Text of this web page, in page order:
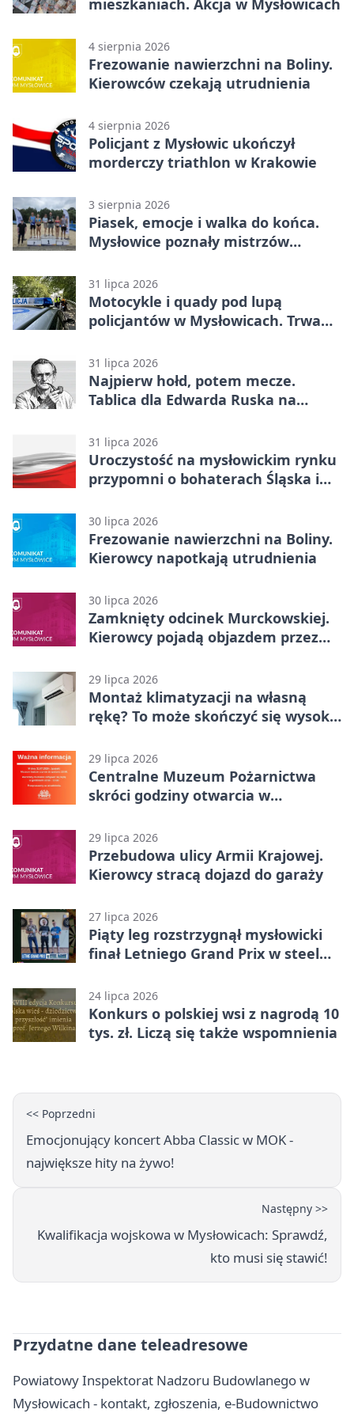
4 sierpnia 2026
Frezowanie nawierzchni na Boliny.
Kierowców czekają utrudnienia
4 sierpnia 2026
Policjant z Mysłowic ukończył
morderczy triathlon w Krakowie
3 sierpnia 2026
Piasek, emocje i walka do końca.
Mysłowice poznały mistrzów
31 lipca 2026
Motocykle i quady pod lupą
policjantów w Mysłowicach. Trwa
31 lipca 2026
Najpierw hołd, potem mecze.
Tablica dla Edwarda Ruska na
31 lipca 2026
Uroczystość na mysłowickim rynku
przypomni o bohaterach Śląska i
30 lipca 2026
Frezowanie nawierzchni na Boliny.
Kierowcy napotkają utrudnienia
30 lipca 2026
Zamknięty odcinek Murckowskiej.
Kierowcy pojadą objazdem przez
29 lipca 2026
Montaż klimatyzacji na własną
rękę? To może skończyć się wysoką
29 lipca 2026
Centralne Muzeum Pożarnictwa
skróci godziny otwarcia w
29 lipca 2026
Przebudowa ulicy Armii Krajowej.
Kierowcy stracą dojazd do garaży
27 lipca 2026
Piąty leg rozstrzygnął mysłowicki
finał Letniego Grand Prix w steel
24 lipca 2026
Konkurs o polskiej wsi z nagrodą 10
tys. zł. Liczą się także wspomnienia
<< Poprzedni
Emocjonujący koncert Abba Classic w MOK -
największe hity na żywo!
Następny >>
Kwalifikacja wojskowa w Mysłowicach: Sprawdź,
kto musi się stawić!
Przydatne dane teleadresowe
Powiatowy Inspektorat Nadzoru Budowlanego w
Mysłowicach - kontakt, zgłoszenia, e-Budownictwo